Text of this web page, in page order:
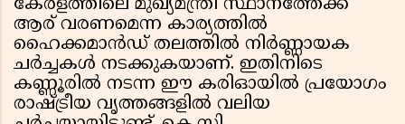
കേരളത്തിലെ മുഖ്യമന്ത്രി സ്ഥാനത്തേക്ക്
ആര് വരണമെന്ന കാര്യത്തിൽ
ഹൈക്കമാൻഡ് തലത്തിൽ നിർണ്ണായക
ചർച്ചകൾ നടക്കുകയാണ്. ഇതിനിടെ
കണ്ണൂരിൽ നടന്ന ഈ കരിഓയിൽ പ്രയോഗം
രാഷ്ട്രീയ വൃത്തങ്ങളിൽ വലിയ